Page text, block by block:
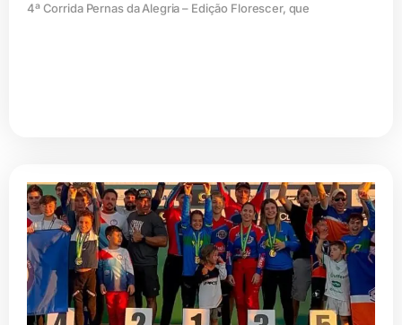
4ª Corrida Pernas da Alegria – Edição Florescer, que